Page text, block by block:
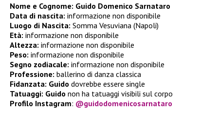
Nome e Cognome: Guido Domenico Sarnataro
Data di nascita: informazione non disponibile
Luogo di Nascita: Somma Vesuviana (Napoli)
Età: informazione non disponibile
Altezza: informazione non disponibile
Peso: informazione non disponibile
Segno zodiacale: informazione non disponibile
Professione: ballerino di danza classica
Fidanzata: Guido dovrebbe essere single
Tatuaggi: Guido non ha tatuaggi visibili sul corpo
Profilo Instagram: @guidodomenicosarnataro